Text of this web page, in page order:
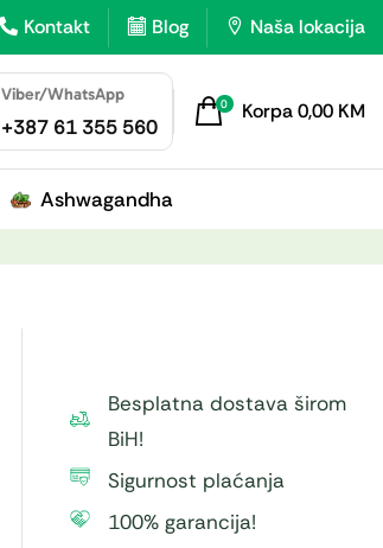
Kontakt Blog Naša lokacija
Viber/WhatsApp
+387 61 355 560
0 Korpa0,00 KM
Ashwagandha
Besplatna dostava širom
BiH!
Sigurnost plaćanja
100% garancija!